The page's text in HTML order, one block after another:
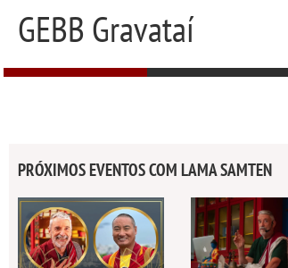
GEBB Gravataí
PRÓXIMOS EVENTOS COM LAMA SAMTEN